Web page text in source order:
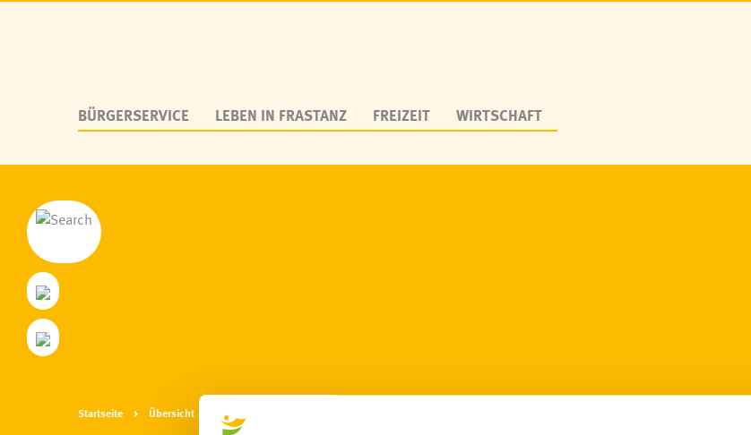
BÜRGERSERVICE LEBEN IN FRASTANZ FREIZEIT WIRTSCHAFT
Startseite Übersicht News